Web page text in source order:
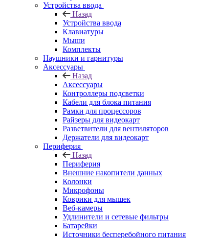
Устройства ввода
Назад
Устройства ввода
Клавиатуры
Мыши
Комплекты
Наушники и гарнитуры
Аксессуары
Назад
Аксессуары
Контроллеры подсветки
Кабели для блока питания
Рамки для процессоров
Райзеры для видеокарт
Разветвители для вентиляторов
Держатели для видеокарт
Периферия
Назад
Периферия
Внешние накопители данных
Колонки
Микрофоны
Коврики для мышек
Веб-камеры
Удлинители и сетевые фильтры
Батарейки
Источники бесперебойного питания